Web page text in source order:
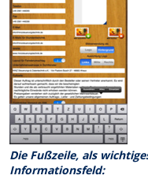
Die Fußzeile, als
Informationsfeld: